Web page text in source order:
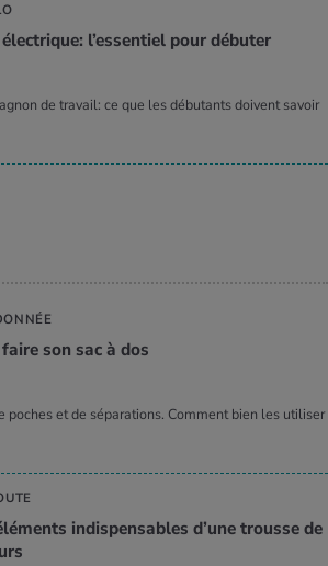
l’es­sen­tiel pour débu­ter
de travail: ce que les débutants doivent savoir
son sac à dos
poches et de séparations. Comment bien les utiliser
indis­pen­sables d’une trousse de